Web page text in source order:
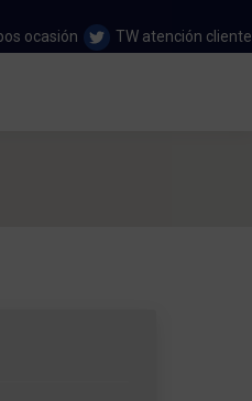
ocasión TW atención cliente